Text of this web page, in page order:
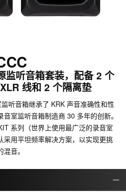
监听音箱套装，配备 2 个
线和 2 个隔离垫
听音箱继承了 KRK 声音准确性和性
室监听音箱制造商 30 多年的创新。
系列（世界上使用最广泛的录音室
采用平坦频率解决方案，以实现更挑
音。